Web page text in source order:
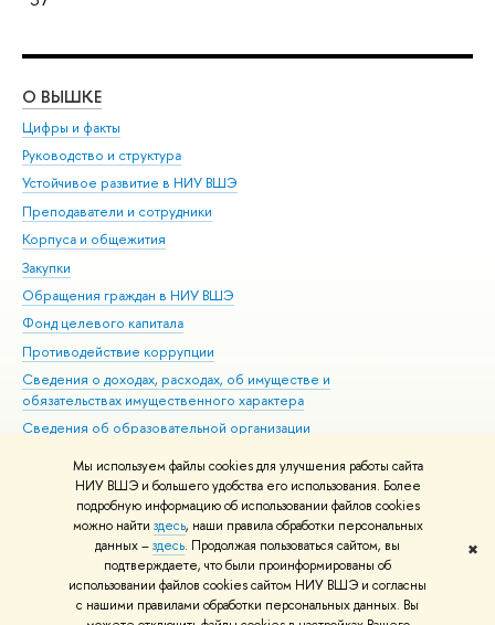
Мы используем файлы cookies для улучшения работы сайта
НИУ ВШЭ и большего удобства его использования. Более
подробную информацию об использовании файлов cookies
можно найти здесь, наши правила обработки персональных
данных –здесь. Продолжая пользоваться сайтом, вы
подтверждаете, что были проинформированы об
использовании файлов cookies сайтом НИУ ВШЭ и согласны
с нашими правилами обработки персональных данных. Вы
✖
О ВЫШКЕ
Цифры и факты
Руководство и структура
Устойчивое развитие в НИУ ВШЭ
Преподаватели и сотрудники
Корпуса и общежития
Закупки
Обращения граждан в НИУ ВШЭ
Фонд целевого капитала
Противодействие коррупции
Сведения о доходах, расходах, об имуществе и
обязательствах имущественного характера
Сведения об образовательной организации
Людям с ограниченными возможностями здоровья
Единая платежная страница
Работа в Вышке
© НИУ ВШЭ 1993–2026 Адреса и контакты Условия использования
материалов Политика конфиденциальности Карта сайта